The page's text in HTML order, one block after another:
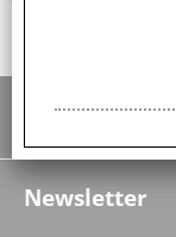
Informazioni
Chi siamo
Contatti
Pagamenti &
Newsletter